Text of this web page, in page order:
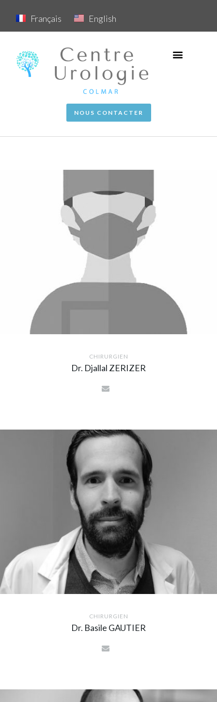
Français English
NOUS CONTACTER
CHIRURGIEN
Dr. Djallal ZERIZER
CHIRURGIEN
Dr. Basile GAUTIER